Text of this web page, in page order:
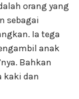
orang yang
sebagai
Ia tega
anak
Bahkan
kaki dan